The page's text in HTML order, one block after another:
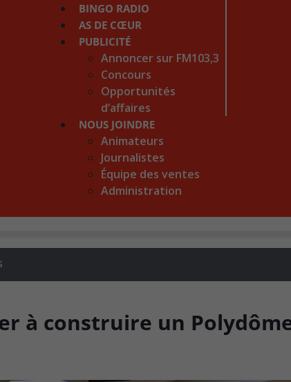
BINGO RADIO
AS DE CŒUR
PUBLICITÉ
Annoncer sur FM103,3
Concours
Opportunités
d’affaires
NOUS JOINDRE
Animateurs
Journalistes
Équipe des ventes
Administration
à construire un